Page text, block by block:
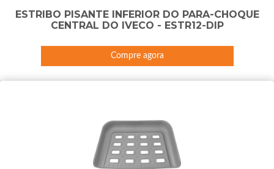
ESTRIBO PISANTE INFERIOR DO PARA-CHOQUE
CENTRAL DO IVECO - ESTR12-DIP
Compre agora